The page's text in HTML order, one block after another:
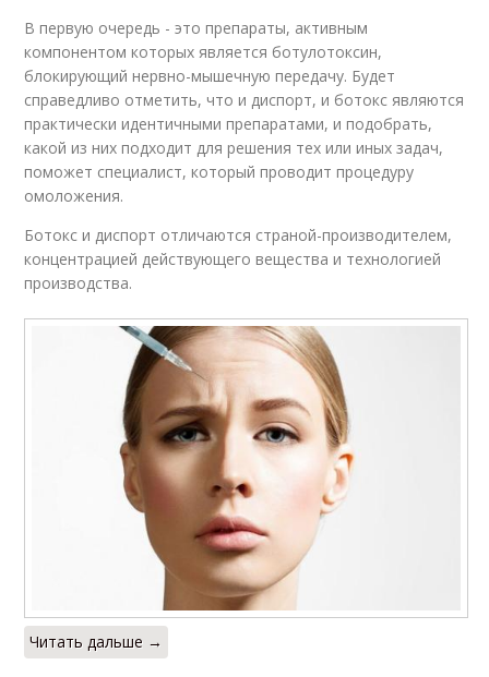
В первую очередь - это препараты, активным
компонентом которых является ботулотоксин,
блокирующий нервно-мышечную передачу. Будет
справедливо отметить, что и диспорт, и ботокс являются
практически идентичными препаратами, и подобрать,
какой из них подходит для решения тех или иных задач,
поможет специалист, который проводит процедуру
омоложения.
Ботокс и диспорт отличаются страной-производителем,
концентрацией действующего вещества и технологией
производства.
Читать дальше →